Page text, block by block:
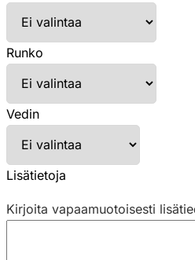
Runko
Vedin
Lisätietoja
Kirjoita vapaamuotoisesti